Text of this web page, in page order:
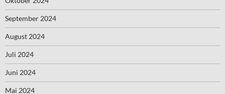
September 2024
August 2024
Juli 2024
Juni 2024
Mai 2024